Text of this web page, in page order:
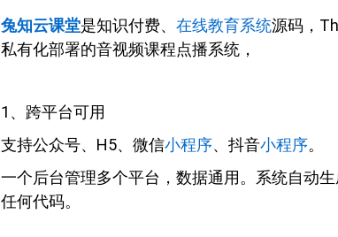
兔知云课堂是知识付费、 在线教育系统源码，
私有化部署的音视频课程点播系统，
1、跨平台可用
支持公众号、H5、微信小程序、抖音小程序。
一个后台管理多个平台，数据通用。系统自动
任何代码。